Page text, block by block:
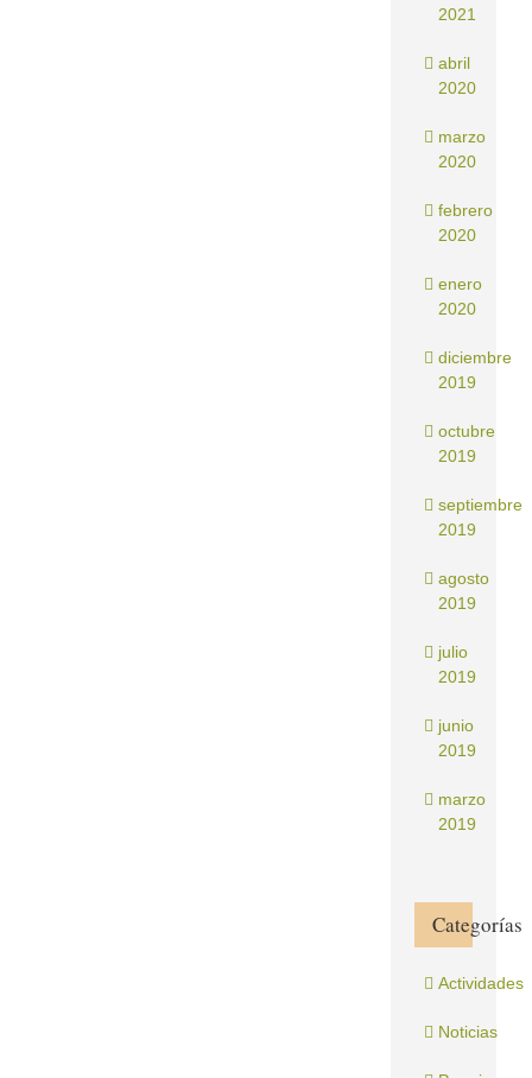
2021
abril
2020
marzo
2020
febrero
2020
enero
2020
diciembre
2019
octubre
2019
septiembre
2019
agosto
2019
julio
2019
junio
2019
marzo
2019
Categorías
Actividades
Noticias